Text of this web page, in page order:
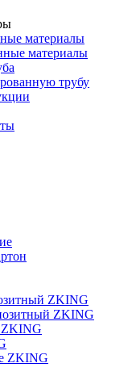
материалы
материалы
трубу
ZKING
ZKING
ZKING
ZKING